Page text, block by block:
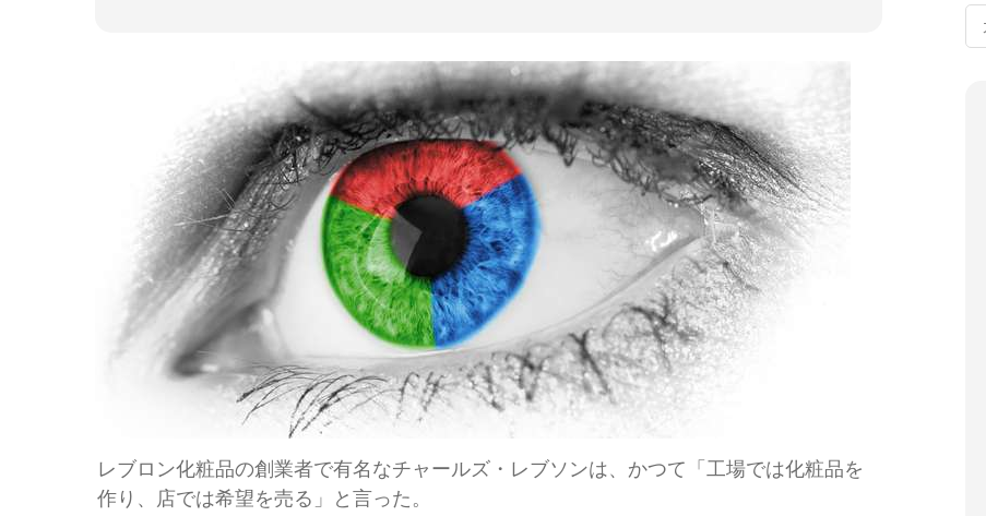
レブロン化粧品の創業者で有名なチャールズ・レブソンは、かつて「工場では化粧品を
作り、店では希望を売る」と言った。